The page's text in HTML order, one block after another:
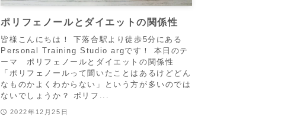
ポリフェノールとダイエットの関係性
皆様こんにちは！ 下落合駅より徒歩5分にある
Personal Training Studio argです！ 本日のテ
ーマ ポリフェノールとダイエットの関係性
「ポリフェノールって聞いたことはあるけどどん
なものかよくわからない」という方が多いのでは
ないでしょうか？ ポリフ...
2022年12月25日